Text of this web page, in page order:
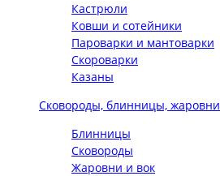
Кастрюли
Ковши и сотейники
Пароварки и мантоварки
Скороварки
Казаны
Сковороды, блинницы, жаровни
Блинницы
Сковороды
Жаровни и вок